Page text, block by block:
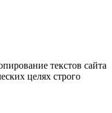
текстов сайта
целях строго